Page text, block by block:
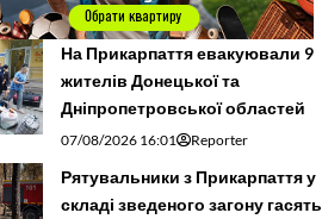
На Прикарпаття евакуювали 9
жителів Донецької та
Дніпропетровської областей
07/08/2026 16:01 Reporter
Рятувальники з Прикарпаття у
складі зведеного загону гасять